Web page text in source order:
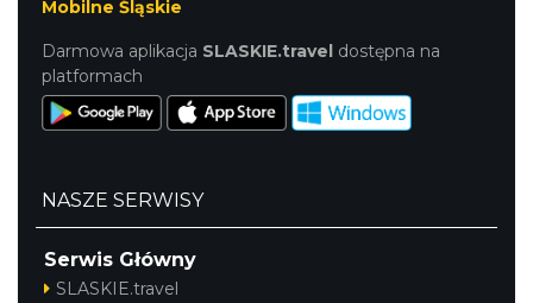
Mobilne Śląskie
Darmowa aplikacja SLASKIE.travel dostępna na
platformach
NASZE SERWISY
Serwis Główny
SLASKIE.travel